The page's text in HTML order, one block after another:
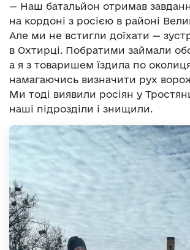
— Наш батальйон отримав
на кордоні з росією в районі
Але ми не встигли доїхати —
в Охтирці. Побратими займали
а я з товаришем їздила по
намагаючись визначити рух
Ми тоді виявили росіян у
наші підрозділи і знищили.